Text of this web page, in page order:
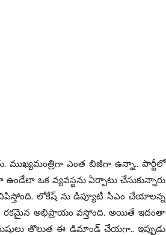
ముఖ్యమంత్రిగా ఎంత బిజీగా ఉన్నా.. పార్టీలో
ఒక వ్యవస్థను ఏర్పాటు చేసుకున్నారు
లోకేష్ ను డిప్యూటీ సీఎం చేయాలన్న
రకమైన అభిప్రాయం వస్తోంది. అయితే ఇదంతా
తొలుత ఈ డిమాండ్ చేయగా.. ఇప్పుడు